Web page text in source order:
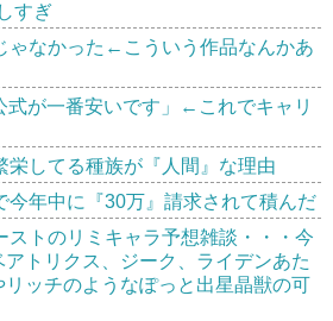
すぎ
ゃなかった←こういう作品なんかあ
式が一番安いです」←これでキャリ
栄してる種族が『人間』な理由
今年中に『30万』請求されて積んだ
ストのリミキャラ予想雑談・・・今
トリクス、ジーク、ライデンあた
ッチのようなぽっと出星晶獣の可